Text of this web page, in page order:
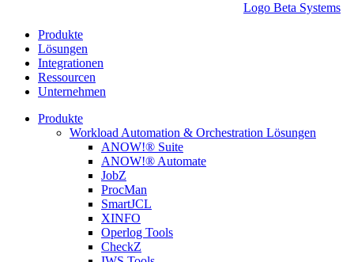
Logo Beta Systems
Produkte
Lösungen
Integrationen
Ressourcen
Unternehmen
Produkte
Workload Automation & Orchestration Lösungen
ANOW!® Suite
ANOW!® Automate
JobZ
ProcMan
SmartJCL
XINFO
Operlog Tools
CheckZ